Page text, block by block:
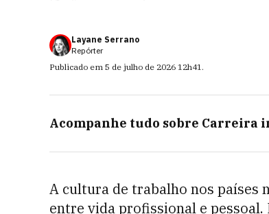
Layane Serrano
Repórter
Publicado em 5 de julho de 2026 12h41.
Acompanhe tudo sobre Carreira
A cultura de trabalho nos países
entre vida profissional e pessoal.